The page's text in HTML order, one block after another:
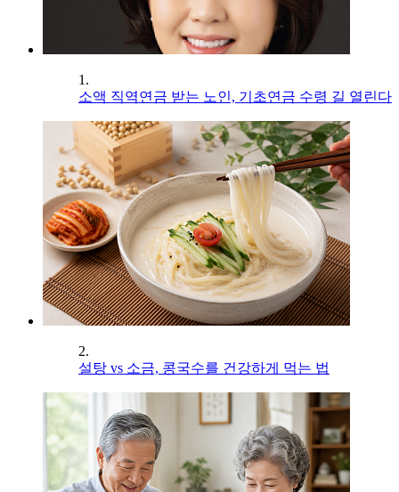
1.
소액 직역연금 받는 노인, 기초연금 수령 길 열린다
2.
설탕 vs 소금, 콩국수를 건강하게 먹는 법